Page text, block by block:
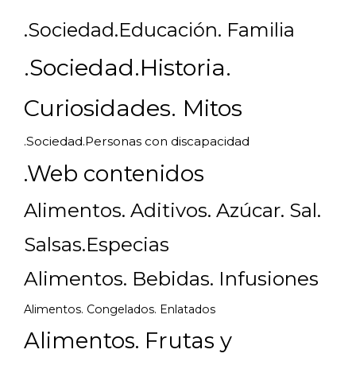
.Sociedad.Educación. Familia
.Sociedad.Historia.
Curiosidades. Mitos
.Sociedad.Personas con discapacidad
.Web contenidos
Alimentos. Aditivos. Azúcar. Sal.
Salsas.Especias
Alimentos. Bebidas. Infusiones
Alimentos. Congelados. Enlatados
Alimentos. Frutas y